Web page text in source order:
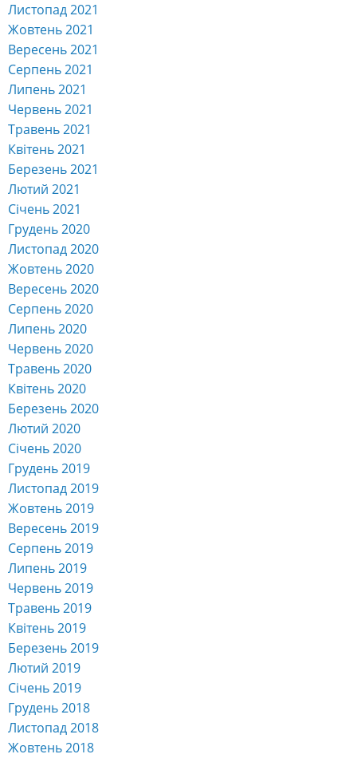
Листопад 2021
Жовтень 2021
Вересень 2021
Серпень 2021
Липень 2021
Червень 2021
Травень 2021
Квітень 2021
Березень 2021
Лютий 2021
Січень 2021
Грудень 2020
Листопад 2020
Жовтень 2020
Вересень 2020
Серпень 2020
Липень 2020
Червень 2020
Травень 2020
Квітень 2020
Березень 2020
Лютий 2020
Січень 2020
Грудень 2019
Листопад 2019
Жовтень 2019
Вересень 2019
Серпень 2019
Липень 2019
Червень 2019
Травень 2019
Квітень 2019
Березень 2019
Лютий 2019
Січень 2019
Грудень 2018
Листопад 2018
Жовтень 2018